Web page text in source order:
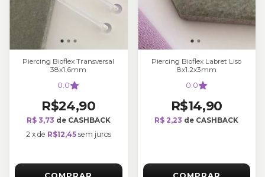
Piercing Bioflex Transversal
38x1.6mm
0.0
R$24,90
R$ 3,73 de CASHBACK
2 x de R$12,45 sem juros
Piercing Bioflex Labret Liso
8x1.2x3mm
0.0
R$14,90
R$ 2,23 de CASHBACK